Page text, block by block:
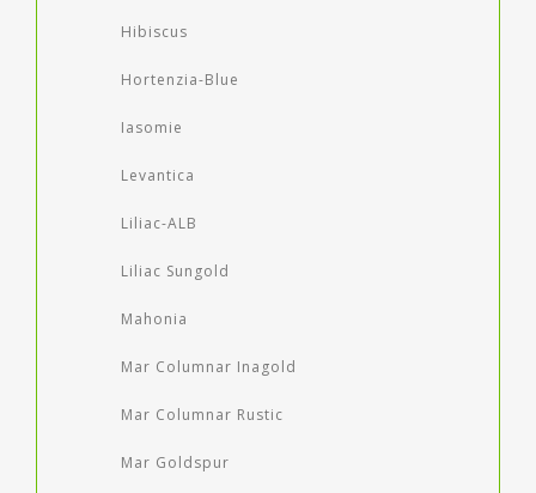
Hibiscus
Hortenzia-Blue
Iasomie
Levantica
Liliac-ALB
Liliac Sungold
Mahonia
Mar Columnar Inagold
Mar Columnar Rustic
Mar Goldspur